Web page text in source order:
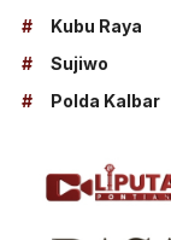
#
Kubu Raya
#
Sujiwo
#
Polda Kalbar